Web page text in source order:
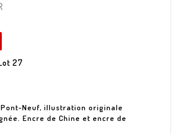
27
Neuf, illustration originale
Encre de Chine et encre de